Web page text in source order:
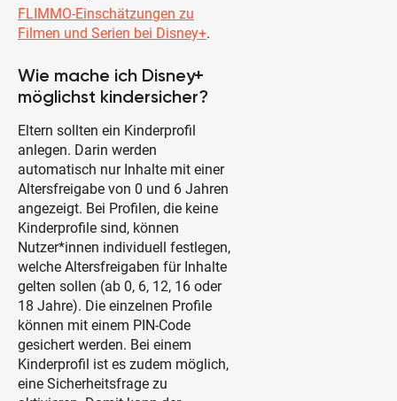
FLIMMO-Einschätzungen zu
Filmen und Serien bei Disney+.
Wie mache ich Disney+
möglichst kindersicher?
Eltern sollten ein Kinderprofil
anlegen. Darin werden
automatisch nur Inhalte mit einer
Altersfreigabe von 0 und 6 Jahren
angezeigt. Bei Profilen, die keine
Kinderprofile sind, können
Nutzer*innen individuell festlegen,
welche Altersfreigaben für Inhalte
gelten sollen (ab 0, 6, 12, 16 oder
18 Jahre). Die einzelnen Profile
können mit einem PIN-Code
gesichert werden. Bei einem
Kinderprofil ist es zudem möglich,
eine Sicherheitsfrage zu